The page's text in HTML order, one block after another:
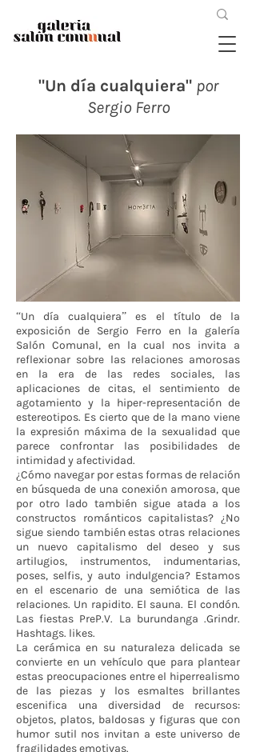
"Un día cualquiera" por
Sergio Ferro
“Un día cualquiera” es el título de la
exposición de Sergio Ferro en la galería
Salón Comunal, en la cual nos invita a
reflexionar sobre las relaciones amorosas
en la era de las redes sociales, las
aplicaciones de citas, el sentimiento de
agotamiento y la hiper-representación de
estereotipos. Es cierto que de la mano viene
la expresión máxima de la sexualidad que
parece confrontar las posibilidades de
intimidad y afectividad.
¿Cómo navegar por estas formas de relación
en búsqueda de una conexión amorosa, que
por otro lado también sigue atada a los
constructos románticos capitalistas? ¿No
sigue siendo también estas otras relaciones
un nuevo capitalismo del deseo y sus
artilugios, instrumentos, indumentarias,
poses, selfis, y auto indulgencia? Estamos
en el escenario de una semiótica de las
relaciones. Un rapidito. El sauna. El condón.
Las fiestas PreP.V. La burundanga .Grindr.
Hashtags. likes.
La cerámica en su naturaleza delicada se
convierte en un vehículo que para plantear
estas preocupaciones entre el hiperrealismo
de las piezas y los esmaltes brillantes
escenifica una diversidad de recursos:
objetos, platos, baldosas y figuras que con
humor sutil nos invitan a este universo de
fragilidades emotivas.